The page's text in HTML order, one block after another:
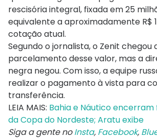
rescisória integral, fixada em 25
equivalente a aproximadamente R$
cotação atual.
Segundo o jornalista, o Zenit chegou
parcelamento desse valor, mas a
negra negou. Com isso, a equipe
realizar o pagamento à vista para
transferência.
LEIA MAIS: Bahia e Náutico
da Copa do Nordeste; Aratu exibe
Siga a gente noInsta, Facebook,